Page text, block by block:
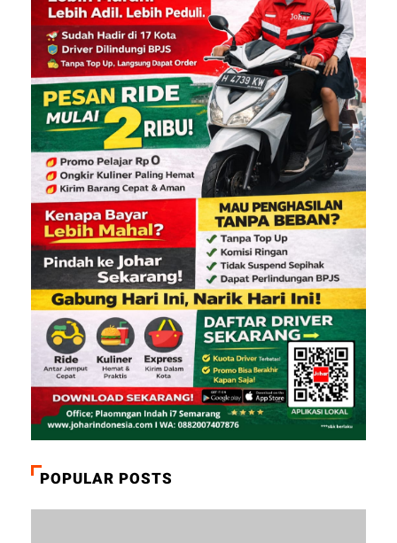
POPULAR POSTS